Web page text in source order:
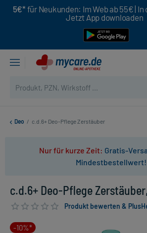
5€* für Neukunden: Im Web ab 55€ | In
Jetzt App downloaden
Deo / c.d.6+ Deo-Pflege Zerstäuber
Nur für kurze Zeit: Gratis-
Mindestbestellwert!
c.d.6+ Deo-Pflege
Produkt bewerten &
-10%*